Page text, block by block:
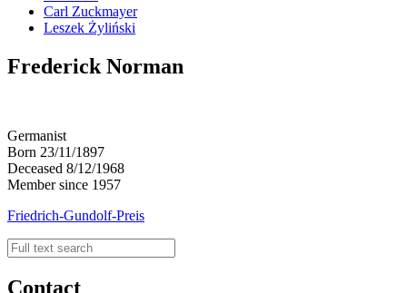
Carl Zuckmayer
Leszek Żyliński
Frederick Norman
Germanist
Born 23/11/1897
Deceased 8/12/1968
Member since 1957
Friedrich-Gundolf-Preis
Contact